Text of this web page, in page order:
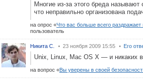
Многие из-за этого бреда
что неправильно организована
на опрос
Что вас больше всего раздражает
пользователь
Никита С. 23 ноября 2009 15:55 Его
Unix, Linux, Mac OS X — и никаких
на вопрос Вы уверены в своей